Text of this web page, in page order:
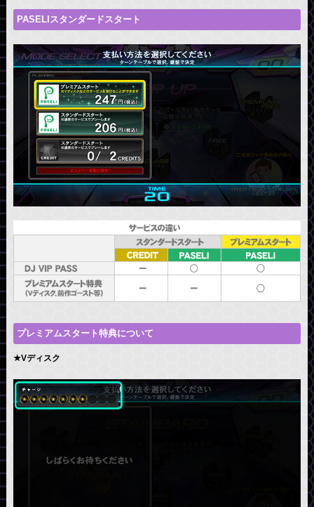
PASELIスタンダードスタート
プレミアムスタート特典について
★Vディスク